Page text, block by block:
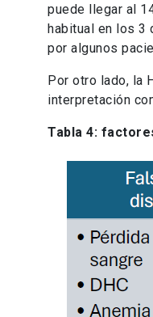
puede llegar al
habitual en los 3
por algunos
Por otro lado, la
interpretación
Tabla 4: